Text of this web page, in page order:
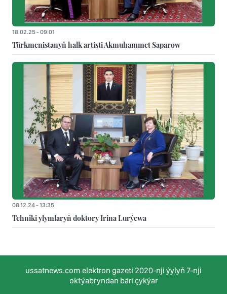
18.02.25 - 09:01
Türkmenistanyň halk artisti Akmuhammet Saparow
08.12.24 - 13:35
Tehniki ylymlaryň doktory Irina Lurýewa
ussatnews.com elektron gazeti 2020-nji ýylyň 7-nji
oktýabryndan bäri çykýar